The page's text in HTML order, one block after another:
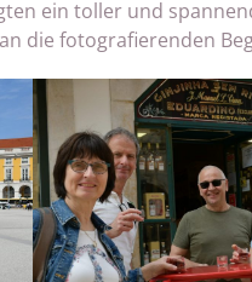
ein toller und
die fotografierenden